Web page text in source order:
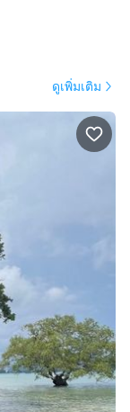
ดูเพิ่มเติม